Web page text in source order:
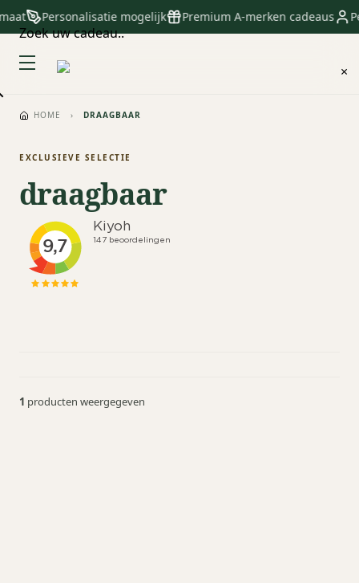
Personalisatie mogelijk Premium A-merken cadeaus
Zoek uw cadeau..
×
HOME › DRAAGBAAR
EXCLUSIEVE SELECTIE
draagbaar
1 producten weergegeven